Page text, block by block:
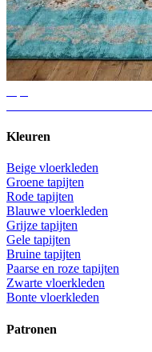
Kleuren
Beige vloerkleden
Groene tapijten
Rode tapijten
Blauwe vloerkleden
Grijze tapijten
Gele tapijten
Bruine tapijten
Paarse en roze tapijten
Zwarte vloerkleden
Bonte vloerkleden
Patronen